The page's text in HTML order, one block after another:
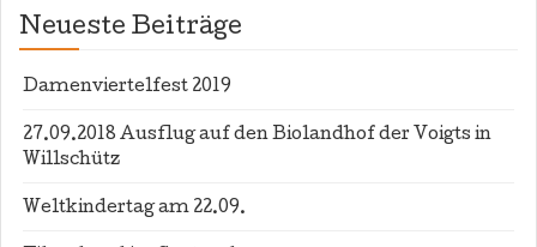
Neueste Beiträge
Damenviertelfest 2019
27.09.2018 Ausflug auf den Biolandhof der Voigts in
Willschütz
Weltkindertag am 22.09.